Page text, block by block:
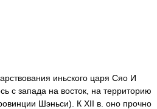
иньского царя Сяо И
с запада на восток, на территорию
Шэньси). К XII в. оно прочно